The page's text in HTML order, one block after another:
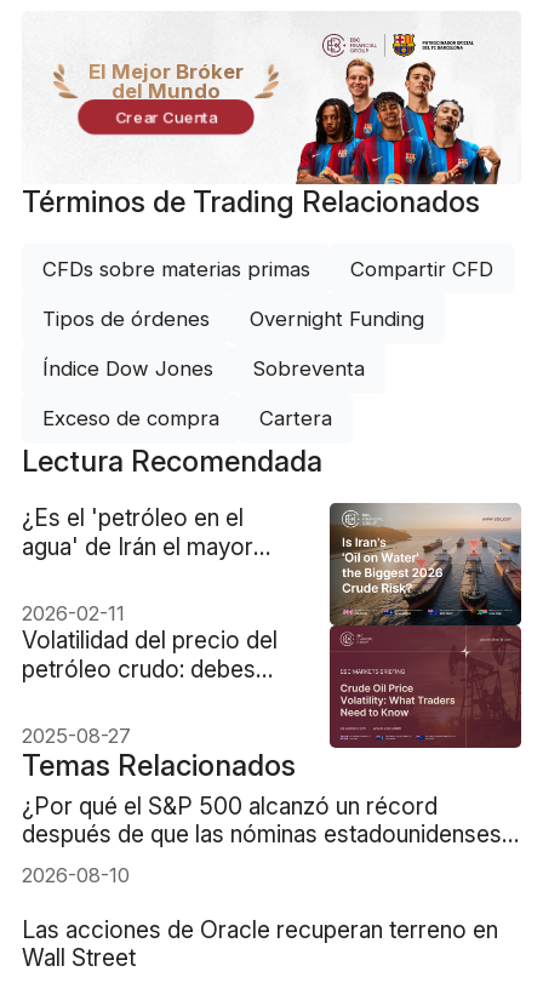
El Mejor Bróker
del Mundo
Crear Cuenta
Términos de Trading Relacionados
CFDs sobre materias primas Compartir CFD
Tipos de órdenes Overnight Funding
Índice Dow Jones Sobreventa
Exceso de compra Cartera
Lectura Recomendada
¿Es el 'petróleo en el
agua' de Irán el mayor
2026?
2026-02-11
Volatilidad del precio del
petróleo crudo: debes
2025-08-27
Temas Relacionados
¿Por qué el S&P 500 alcanzó un récord
después de que las nóminas estadounidenses
cayeran en 23.000?
2026-08-10
Las acciones de Oracle recuperan terreno en
Wall Street